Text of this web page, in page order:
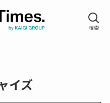
イズ